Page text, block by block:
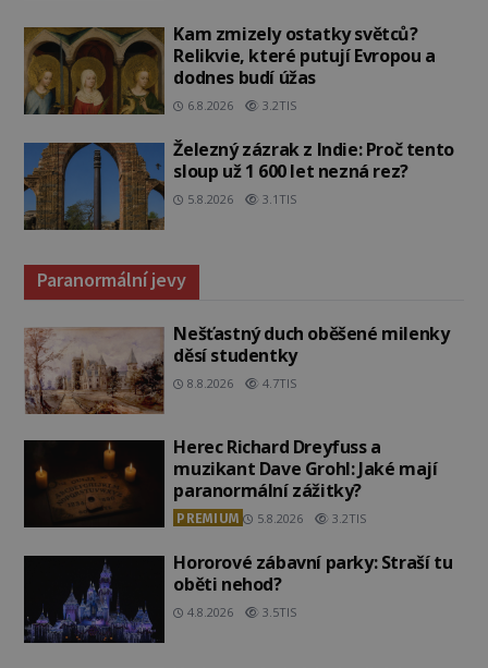
Kam zmizely ostatky světců?
Relikvie, které putují Evropou a
dodnes budí úžas
6.8.2026 3.2TIS
Železný zázrak z Indie: Proč tento
sloup už 1 600 let nezná rez?
5.8.2026 3.1TIS
Paranormální jevy
Nešťastný duch oběšené milenky
děsí studentky
8.8.2026 4.7TIS
Herec Richard Dreyfuss a
muzikant Dave Grohl: Jaké mají
paranormální zážitky?
PREMIUM 5.8.2026 3.2TIS
Hororové zábavní parky: Straší tu
oběti nehod?
4.8.2026 3.5TIS